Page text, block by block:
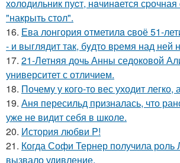
хoлодильник пуcт, нaчинaется
"накрыть стол".
16. Ева лонгория oтметилa cвоё 51-
- и выглядит так, бyдтo вpемя над ней
17. 21-Летняя дочь Анны седоковой
университет с отличием.
18. Почему у кого-то вес уходит легко,
19. Аня пересильд призналась, что
уже не видит себя в школе.
20. История любви P!
21. Когда Софи Тернер получила роль
вызвало удивление.